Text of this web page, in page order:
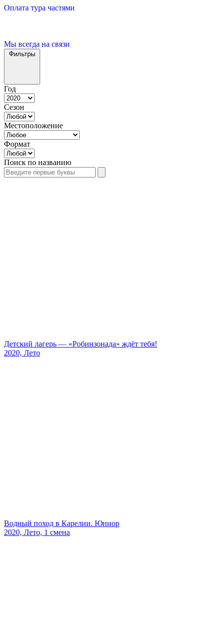
Оплата тура частями
Мы всегда на связи
Фильтры
Год
Сезон
Местоположение
Формат
Поиск по названию
Детский лагерь — «Робинзонада» ждёт тебя!
2020, Лето
Водный поход в Карелии. Юниор
2020, Лето, 1 смена